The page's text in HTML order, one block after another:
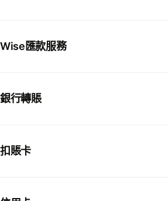
Wise匯款服務
銀行轉賬
扣賬卡